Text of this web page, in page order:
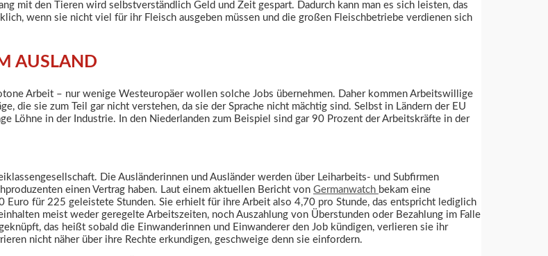
mit den Tieren wird selbstverständlich Geld und Zeit gespart. Dadurch kann man es sich leisten, das
wenn sie nicht viel für ihr Fleisch ausgeben müssen und die großen Fleischbetriebe verdienen sich
AUSLAND
Arbeit – nur wenige Westeuropäer wollen solche Jobs übernehmen. Daher kommen Arbeitswillige
die sie zum Teil gar nicht verstehen, da sie der Sprache nicht mächtig sind. Selbst in Ländern der EU
Löhne in der Industrie. In den Niederlanden zum Beispiel sind gar 90 Prozent der Arbeitskräfte in der
Die Ausländerinnen und Ausländer werden über Leiharbeits- und Subfirmen
einen Vertrag haben. Laut einem aktuellen Bericht von Germanwatch bekam eine
für 225 geleistete Stunden. Sie erhielt für ihre Arbeit also 4,70 pro Stunde, das entspricht lediglich
meist weder geregelte Arbeitszeiten, noch Auszahlung von Überstunden oder Bezahlung im Falle
das heißt sobald die Einwanderinnen und Einwanderer den Job kündigen, verlieren sie ihr
nicht näher über ihre Rechte erkundigen, geschweige denn sie einfordern.